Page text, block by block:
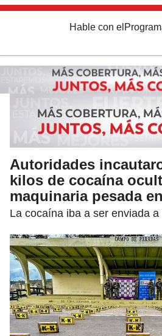
Hable con el
Autoridades
kilos de cocaína
maquinaria pesada
La cocaína iba a ser enviada a